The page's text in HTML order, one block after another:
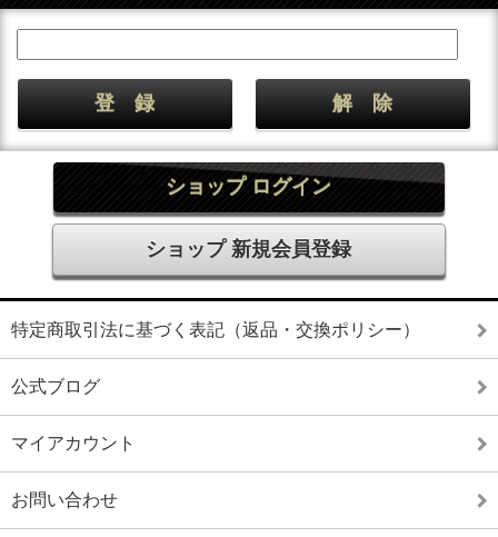
ショップ ログイン
ショップ 新規会員登録
特定商取引法に基づく表記（返品・交換ポリシー）
公式ブログ
マイアカウント
お問い合わせ